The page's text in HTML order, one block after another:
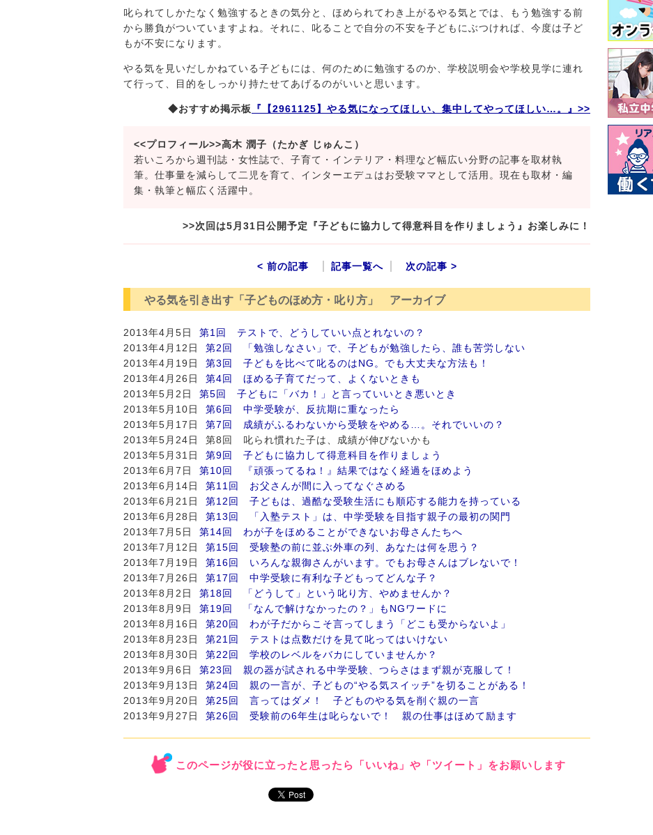
叱られてしかたなく勉強するときの気分と、ほめられてわき上がるやる気とでは、もう勉強する前
から勝負がついていますよね。それに、叱ることで自分の不安を子どもにぶつければ、今度は子ど
もが不安になります。
やる気を見いだしかねている子どもには、何のために勉強するのか、学校説明会や学校見学に連れ
て行って、目的をしっかり持たせてあげるのがいいと思います。
◆おすすめ掲示板 『【2961125】やる気になってほしい、集中してやってほしい…。』>>
<<プロフィール>>高木 潤子（たかぎ じゅんこ）
若いころから週刊誌・女性誌で、子育て・インテリア・料理など幅広い分野の記事を取材執
筆。仕事量を減らして二児を育て、インターエデュはお受験ママとして活用。現在も取材・編
集・執筆と幅広く活躍中。
>>次回は5月31日公開予定『子どもに協力して得意科目を作りましょう』お楽しみに！
< 前の記事 記事一覧へ 次の記事 >
やる気を引き出す「子どものほめ方・叱り方」 アーカイブ
2013年4月5日 第1回 テストで、どうしていい点とれないの？
2013年4月12日 第2回 「勉強しなさい」で、子どもが勉強したら、誰も苦労しない
2013年4月19日 第3回 子どもを比べて叱るのはNG。でも大丈夫な方法も！
2013年4月26日 第4回 ほめる子育てだって、よくないときも
2013年5月2日 第5回 子どもに「バカ！」と言っていいとき悪いとき
2013年5月10日 第6回 中学受験が、反抗期に重なったら
2013年5月17日 第7回 成績がふるわないから受験をやめる…。それでいいの？
2013年5月24日 第8回 叱られ慣れた子は、成績が伸びないかも
2013年5月31日 第9回 子どもに協力して得意科目を作りましょう
2013年6月7日 第10回 『頑張ってるね！』結果ではなく経過をほめよう
2013年6月14日 第11回 お父さんが間に入ってなぐさめる
2013年6月21日 第12回 子どもは、過酷な受験生活にも順応する能力を持っている
2013年6月28日 第13回 「入塾テスト」は、中学受験を目指す親子の最初の関門
2013年7月5日 第14回 わが子をほめることができないお母さんたちへ
2013年7月12日 第15回 受験塾の前に並ぶ外車の列、あなたは何を思う？
2013年7月19日 第16回 いろんな親御さんがいます。でもお母さんはブレないで！
2013年7月26日 第17回 中学受験に有利な子どもってどんな子？
2013年8月2日 第18回 「どうして」という叱り方、やめませんか？
2013年8月9日 第19回 「なんで解けなかったの？」もNGワードに
2013年8月16日 第20回 わが子だからこそ言ってしまう「どこも受からないよ」
2013年8月23日 第21回 テストは点数だけを見て叱ってはいけない
2013年8月30日 第22回 学校のレベルをバカにしていませんか？
2013年9月6日 第23回 親の器が試される中学受験、つらさはまず親が克服して！
2013年9月13日 第24回 親の一言が、子どもの“やる気スイッチ”を切ることがある！
2013年9月20日 第25回 言ってはダメ！ 子どものやる気を削ぐ親の一言
2013年9月27日 第26回 受験前の6年生は叱らないで！ 親の仕事はほめて励ます
このページが役に立ったと思ったら「いいね」や「ツイート」をお願いします